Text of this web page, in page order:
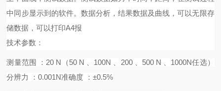
中同步显示到的软件。数据分析，结果数据及曲线，可以无限存
储数据，可以打印A4报
技术参数：
测量范围 ： 20 N（50 N 、 100N 200
500 N 、1000N任选）
分辨力
：0.001N准确度 ：±0.5%